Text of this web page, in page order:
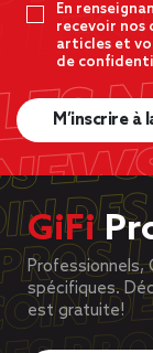
En
recevoir nos
articles et
de
M’inscrire à
GiFi
Professionnels,
spécifiques.
est gratuite!